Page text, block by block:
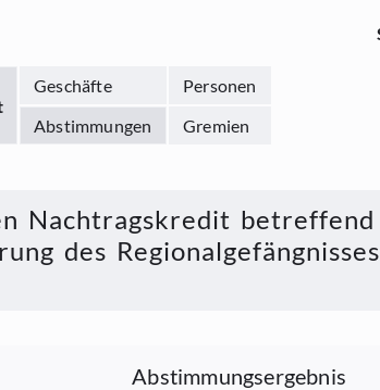
Geschäfte
Personen
Abstimmungen Gremien
Nachtragskredit
des
Abstimmungsergebnis